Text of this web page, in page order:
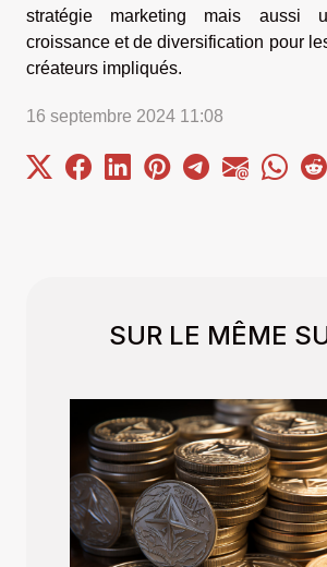
stratégie marketing mais aussi
croissance et de diversification pour
créateurs impliqués.
16 septembre 2024 11:08
SUR LE MÊME